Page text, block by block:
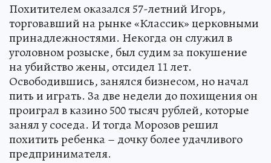
Похитителем оказался 57-летний Игорь,
торговавший на рынке «Классик» церковными
принадлежностями. Некогда он служил в
уголовном розыске, был судим за покушение
на убийство жены, отсидел 11 лет.
Освободившись, занялся бизнесом, но начал
пить и играть. За две недели до похищения он
проиграл в казино 500 тысяч рублей, которые
занял у соседа. И тогда Морозов решил
похитить ребенка – дочку более удачливого
предпринимателя.